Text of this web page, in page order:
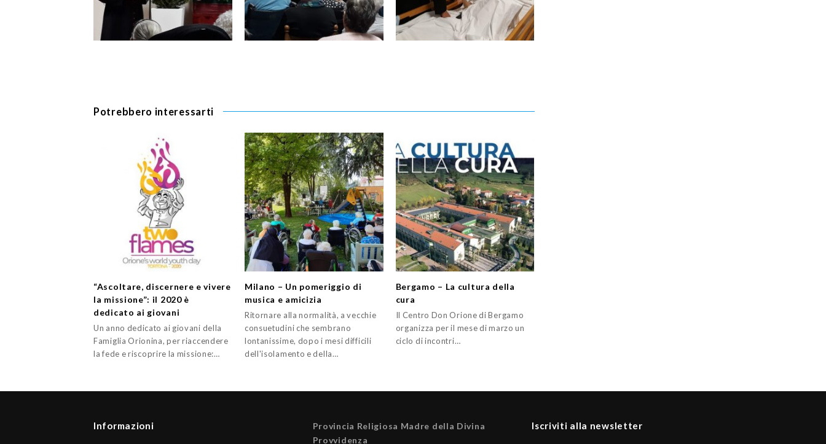
Potrebbero interessarti
“Ascoltare, discernere e vivere
la missione”: il 2020 è
dedicato ai giovani
Un anno dedicato ai giovani della
Famiglia Orionina, per riaccendere
la fede e riscoprire la missione:…
Milano – Un pomeriggio di
musica e amicizia
Ritornare alla normalità, a vecchie
consuetudini che sembrano
lontanissime, dopo i mesi difficili
dell'isolamento e della…
Bergamo – La cultura della
cura
Il Centro Don Orione di Bergamo
organizza per il mese di marzo un
ciclo di incontri…
Informazioni
Provincia Religiosa Madre della Divina
Provvidenza
Iscriviti alla newsletter